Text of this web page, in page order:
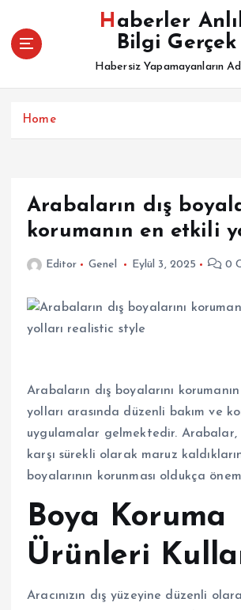
Haberler Anlık,
Bilgi Gerçek
Habersiz Yapamayanların
Home
Arabaların dış
korumanın en etkili
Editor Genel Eylül 3, 2025 0
Arabaların dış boyalarını
yolları arasında düzenli bakım ve
uygulamalar gelmektedir. Arabalar,
karşı sürekli olarak maruz
boyalarının korunması oldukça
Boya Koruma
Ürünleri
Aracınızın dış yüzeyine düzenli